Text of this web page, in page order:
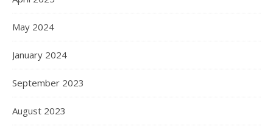
May 2024
January 2024
September 2023
August 2023